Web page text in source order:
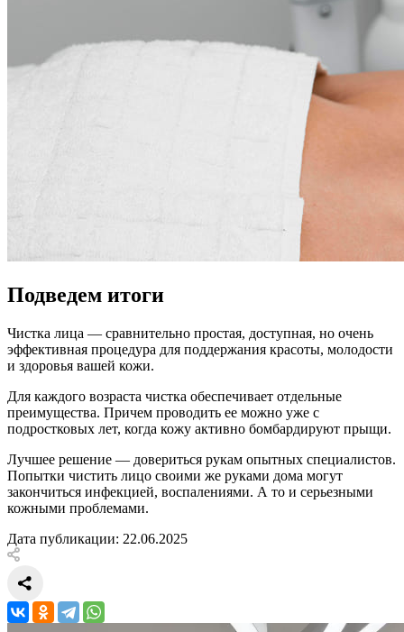
Подведем итоги
Чистка лица — сравнительно простая, доступная, но очень
эффективная процедура для поддержания красоты, молодости
и здоровья вашей кожи.
Для каждого возраста чистка обеспечивает отдельные
преимущества. Причем проводить ее можно уже с
подростковых лет, когда кожу активно бомбардируют прыщи.
Лучшее решение — довериться рукам опытных специалистов.
Попытки чистить лицо своими же руками дома могут
закончиться инфекцией, воспалениями. А то и серьезными
кожными проблемами.
Дата публикации: 22.06.2025